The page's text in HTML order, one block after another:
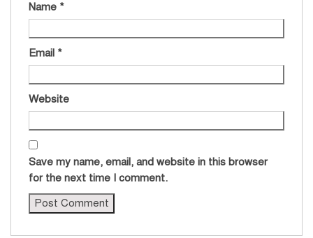
Name *
Email *
Website
Save my name, email, and website in this browser
for the next time I comment.